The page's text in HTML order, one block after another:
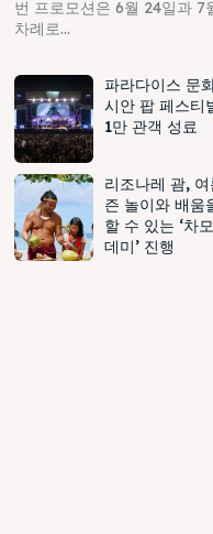
번 프로모션은 6월 24일과 7
차례로...
파라다이스 문
시안 팝 페스티
1만 관객 성료
리조나레 괌,
즌 놀이와 배움
할 수 있는 ‘차
데미’ 진행